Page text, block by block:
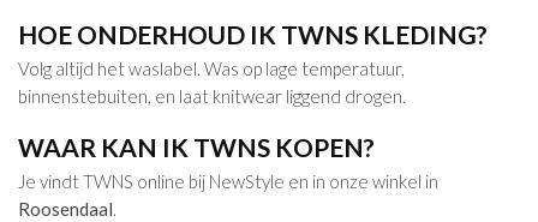
HOE ONDERHOUD IK TWNS KLEDING?
Volg altijd het waslabel. Was op lage temperatuur,
binnenstebuiten, en laat knitwear liggend drogen.
WAAR KAN IK TWNS KOPEN?
Je vindt TWNS online bij NewStyle en in onze winkel in
Roosendaal.